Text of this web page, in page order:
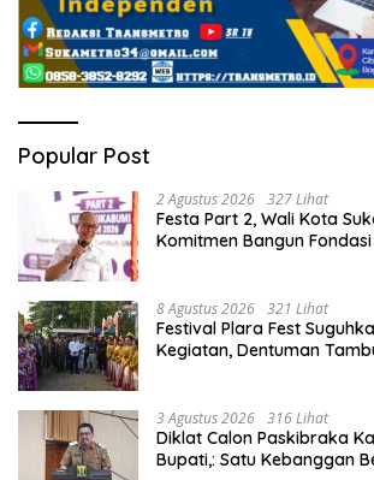
Popular Post
2 Agustus 2026 327 Lihat
Festa Part 2, Wali Kota
Komitmen Bangun Fondasi
8 Agustus 2026 321 Lihat
Festival Plara Fest
Kegiatan, Dentuman
3 Agustus 2026 316 Lihat
Diklat Calon Paskibraka
Bupati,: Satu Kebanggan